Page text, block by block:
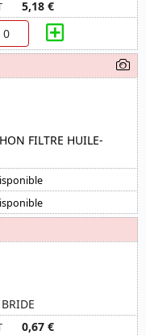
5,18 €
FILTRE HUILE-
0,67 €